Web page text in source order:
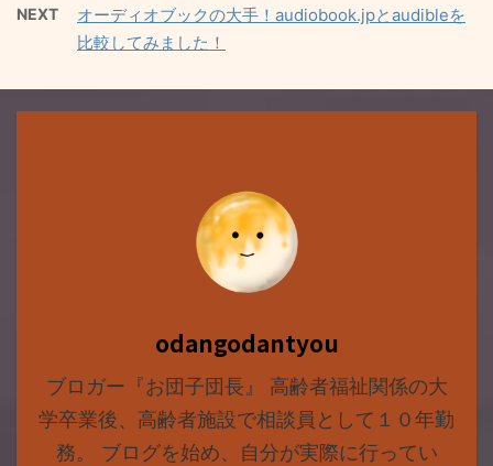
NEXT
オーディオブックの大手！audiobook.jpとaudibleを
比較してみました！
odangodantyou
ブロガー『お団子団長』 高齢者福祉関係の大
学卒業後、高齢者施設で相談員として１０年勤
務。 ブログを始め、自分が実際に行ってい